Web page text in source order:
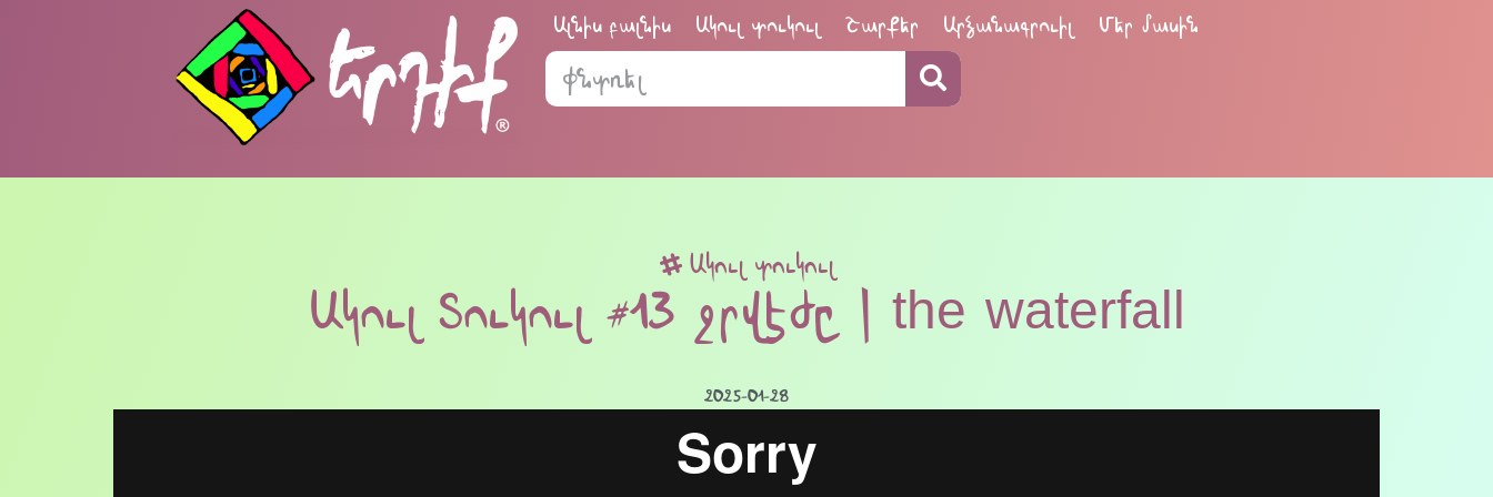
Ալնիս բալնիս Ակուլ տուկուլ Շարքեր Արձանագրուիլ Մեր մասին
Ակուլ տուկուլ
Ակուլ Տուկուլ #13 ջրվէժը | the waterfall
2025-01-28